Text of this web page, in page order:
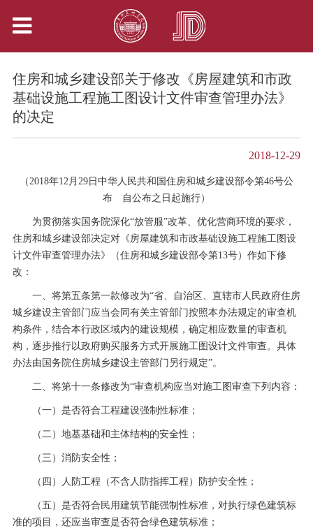
住房和城乡建设部关于修改《房屋建筑和市政
基础设施工程施工图设计文件审查管理办法》
的决定
2018-12-29
（2018年12月29日中华人民共和国住房和城乡建设部令第46号公
布 自公布之日起施行）
为贯彻落实国务院深化“放管服”改革、优化营商环境的要求，
住房和城乡建设部决定对《房屋建筑和市政基础设施工程施工图设
计文件审查管理办法》（住房和城乡建设部令第13号）作如下修
改：
一、将第五条第一款修改为“省、自治区、直辖市人民政府住房
城乡建设主管部门应当会同有关主管部门按照本办法规定的审查机
构条件，结合本行政区域内的建设规模，确定相应数量的审查机
构，逐步推行以政府购买服务方式开展施工图设计文件审查。具体
办法由国务院住房城乡建设主管部门另行规定”。
二、将第十一条修改为“审查机构应当对施工图审查下列内容：
（一）是否符合工程建设强制性标准；
（二）地基基础和主体结构的安全性；
（三）消防安全性；
（四）人防工程（不含人防指挥工程）防护安全性；
（五）是否符合民用建筑节能强制性标准，对执行绿色建筑标
准的项目，还应当审查是否符合绿色建筑标准；